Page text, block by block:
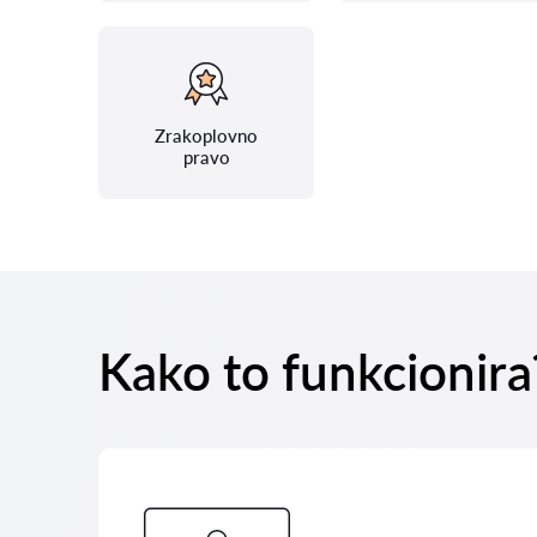
Zrakoplovno
pravo
Kako to